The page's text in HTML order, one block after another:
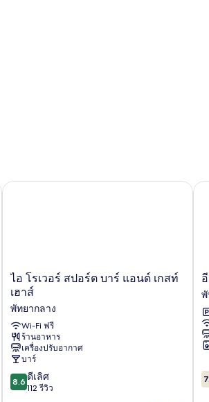
ไอ
โร
เวอร์
สปอร์ต
บาร์
แอนด์
เกส
ท์
เฮา
ส์
ไอ โรเวอร์ สปอร์ต บาร์ แอนด์ เกสท์
เฮาส์
พัทยากลาง
Wi-Fi ฟรี
ร้านอาหาร
เครื่องปรับอากาศ
บาร์
8.6
จาก
8.6 ดีเลิศ
112 รีวิว
ไอ โรเวอร์ สปอร์ต บาร์ แอนด์ เกสท์เฮาส์
ตินี
ล
วิ
ก
พั
จ
อีส